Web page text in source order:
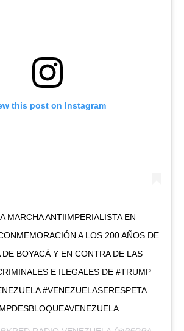
this post on Instagram
MARCHA ANTIIMPERIALISTA EN
A LOS 200 AÑOS DE
DE BOYACÁ Y EN CONTRA DE LAS
E ILEGALES DE #TRUMP
#VENEZUELASERESPETA